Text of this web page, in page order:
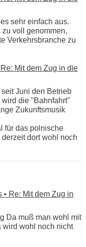
sehr einfach aus.
voll genommen,
Verkehrsbranche zu
Mit dem Zug in die
Juni den Betrieb
die "Bahnfahrt"
Zukunftsmusik
für das polnische
dort wohl noch
Re: Mit dem Zug in
Da muß man wohl mit
wird wohl noch nicht